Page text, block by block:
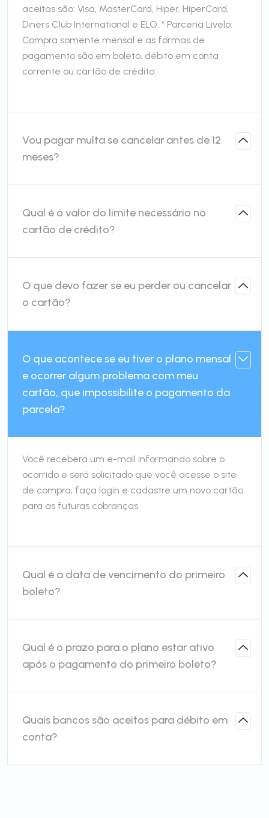
aceitas são: Visa, MasterCard, Hiper, HiperCard,
Diners Club International e ELO. * Parceria Livelo:
Compra somente mensal e as formas de
pagamento são em boleto, débito em conta
corrente ou cartão de crédito.
Vou pagar multa se cancelar antes de 12
meses?
Qual é o valor do limite necessário no
cartão de crédito?
O que devo fazer se eu perder ou cancelar
o cartão?
O que acontece se eu tiver o plano mensal
e ocorrer algum problema com meu
cartão, que impossibilite o pagamento da
parcela?
Você receberá um e-mail informando sobre o
ocorrido e será solicitado que você acesse o site
de compra, faça login e cadastre um novo cartão
para as futuras cobranças.
Qual é a data de vencimento do primeiro
boleto?
Qual é o prazo para o plano estar ativo
após o pagamento do primeiro boleto?
Quais bancos são aceitos para débito em
conta?